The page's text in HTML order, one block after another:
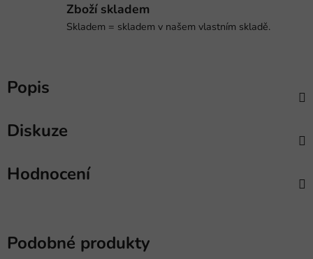
Zboží skladem
Skladem = skladem v našem vlastním skladě.
Popis
Diskuze
Hodnocení
Podobné produkty